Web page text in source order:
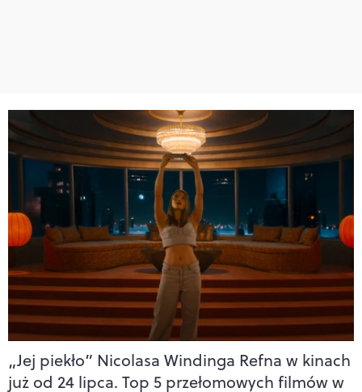
„Jej piekło” Nicolasa Windinga Refna w kinach
już od 24 lipca. Top 5 przełomowych filmów w